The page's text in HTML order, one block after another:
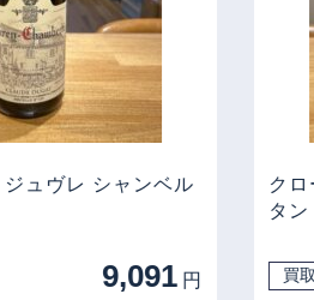
9,091 円
ク
タ
買